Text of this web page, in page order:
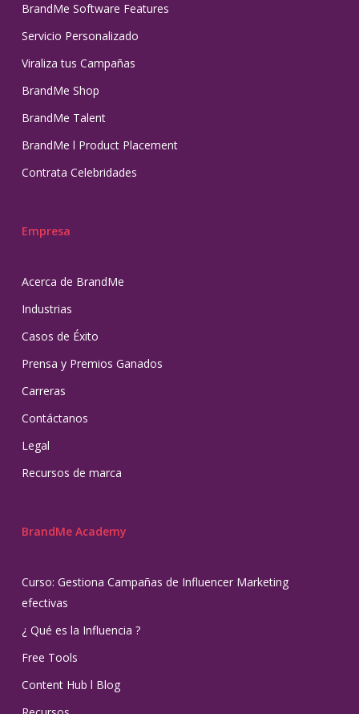
BrandMe Software Features
Servicio Personalizado
Viraliza tus Campañas
BrandMe Shop
BrandMe Talent
BrandMe l Product Placement
Contrata Celebridades
Empresa
Acerca de BrandMe
Industrias
Casos de Éxito
Prensa y Premios Ganados
Carreras
Contáctanos
Legal
Recursos de marca
BrandMe Academy
Curso: Gestiona Campañas de Influencer Marketing
efectivas
¿ Qué es la Influencia ?
Free Tools
Content Hub l Blog